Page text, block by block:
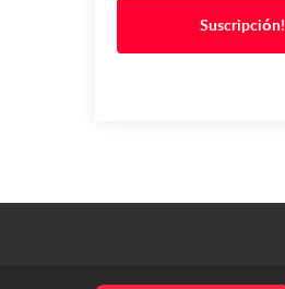
Suscripción!